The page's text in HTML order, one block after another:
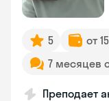
5
от
7 месяцев
Преподает